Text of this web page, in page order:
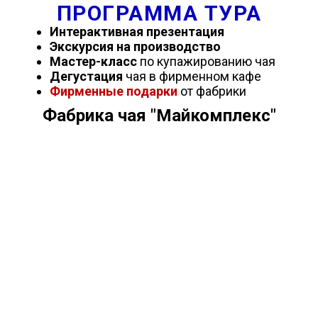
Интерактивная презентация
Экскурсия на производство
Мастер-класс по купажированию чая
Дегустация чая в фирменном кафе
Фирменные подарки от фабрики
ПРОГРАММА ТУРА
Фабрика чая "Майкомплекс"